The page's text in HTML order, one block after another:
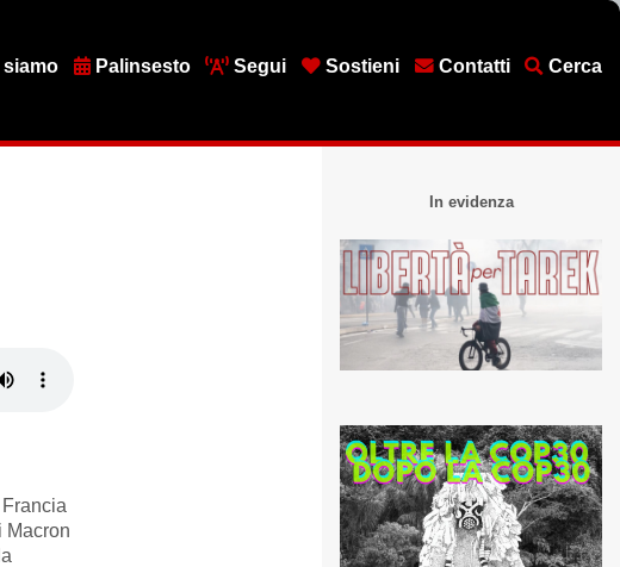
siamo Palinsesto Segui Sostieni Contatti Cerca
Macron
In evidenza